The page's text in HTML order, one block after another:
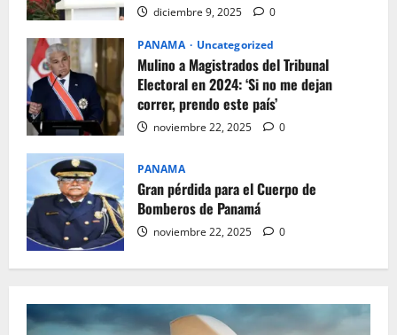
diciembre 9, 2025 0
PANAMA Uncategorized
Mulino a Magistrados del Tribunal
Electoral en 2024: ‘Si no me dejan
correr, prendo este país’
noviembre 22, 2025 0
PANAMA
Gran pérdida para el Cuerpo de
Bomberos de Panamá
noviembre 22, 2025 0